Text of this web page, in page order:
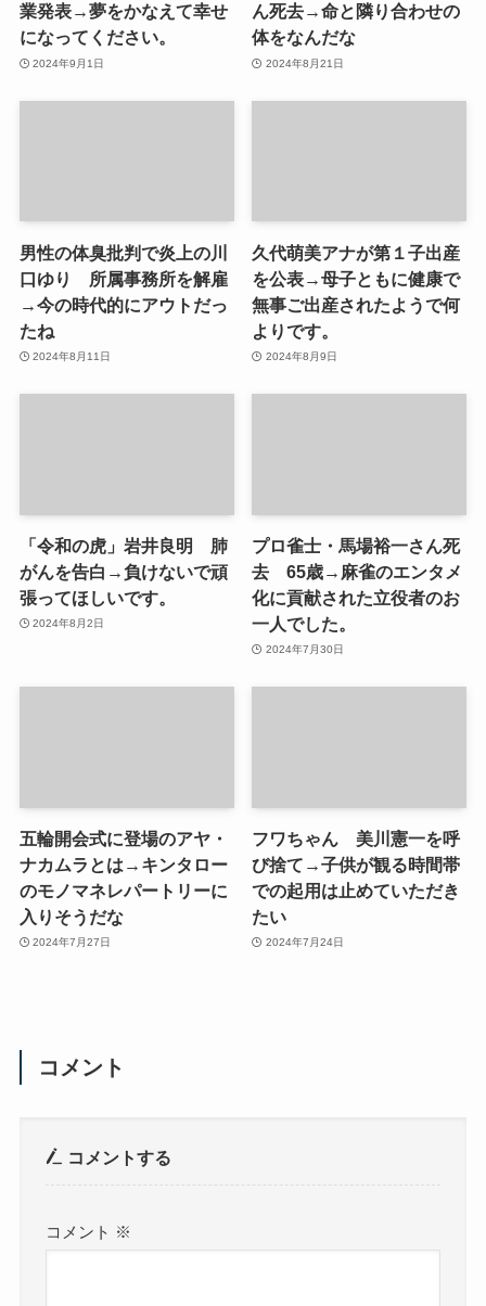
業発表→夢をかなえて幸せ
になってください。
2024年9月1日
ん死去→命と隣り合わせの
体をなんだな
2024年8月21日
男性の体臭批判で炎上の川
口ゆり 所属事務所を解雇
→今の時代的にアウトだっ
たね
2024年8月11日
久代萌美アナが第１子出産
を公表→母子ともに健康で
無事ご出産されたようで何
よりです。
2024年8月9日
「令和の虎」岩井良明 肺
がんを告白→負けないで頑
張ってほしいです。
2024年8月2日
プロ雀士・馬場裕一さん死
去 65歳→麻雀のエンタメ
化に貢献された立役者のお
一人でした。
2024年7月30日
五輪開会式に登場のアヤ・
ナカムラとは→キンタロー
のモノマネレパートリーに
入りそうだな
2024年7月27日
フワちゃん 美川憲一を呼
び捨て→子供が観る時間帯
での起用は止めていただき
たい
2024年7月24日
コメント
コメントする
コメント ※